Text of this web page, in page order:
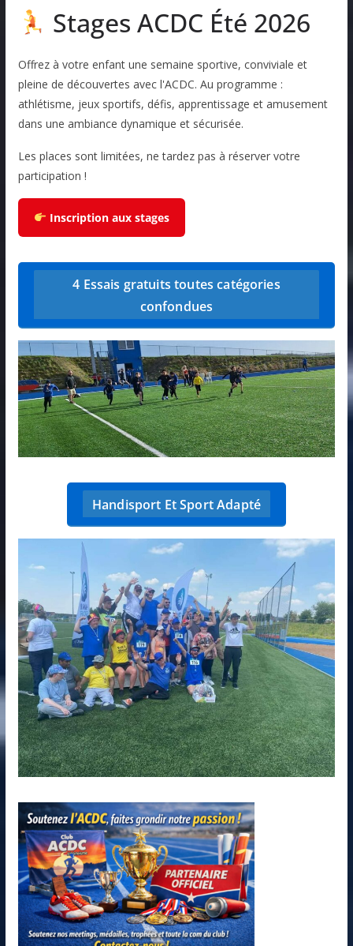
Stages ACDC Été 2026
Offrez à votre enfant une semaine sportive, conviviale et
pleine de découvertes avec l'ACDC. Au programme :
athlétisme, jeux sportifs, défis, apprentissage et amusement
dans une ambiance dynamique et sécurisée.
Les places sont limitées, ne tardez pas à réserver votre
participation !
Inscription aux stages
4 Essais gratuits toutes catégories
confondues
Handisport Et Sport Adapté